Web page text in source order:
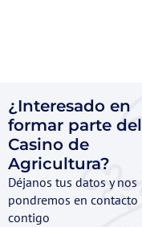
¿Interesado en
formar parte del
Casino de
Agricultura?
Déjanos tus datos y nos
pondremos en contacto
contigo